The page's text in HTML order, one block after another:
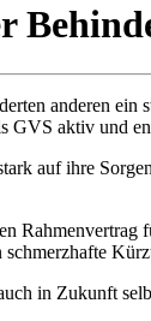
anderen
GVS aktiv und
auf ihre
in Zukunft